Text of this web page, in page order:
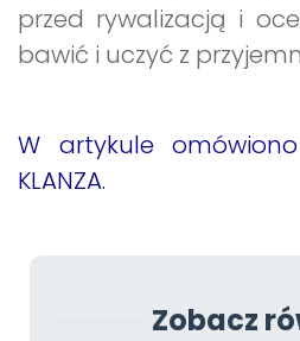
przed rywalizacją i
bawić i uczyć z
W artykule
KLANZA.
Zobacz